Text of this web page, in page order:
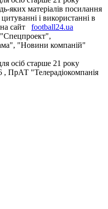
яких матеріалів посилання
і використанні в
сайт
football24.ua
"Спецпроект",
"Новини компаній"
осіб старше 21 року
, ПрАТ "Телерадіокомпанія